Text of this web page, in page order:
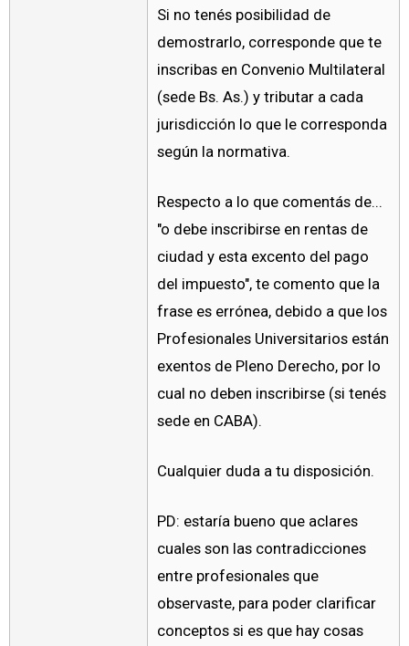
Si no tenés posibilidad de
demostrarlo, corresponde que te
inscribas en Convenio Multilateral
(sede Bs. As.) y tributar a cada
jurisdicción lo que le corresponda
según la normativa.
Respecto a lo que comentás de...
"o debe inscribirse en rentas de
ciudad y esta excento del pago
del impuesto", te comento que la
frase es errónea, debido a que los
Profesionales Universitarios están
exentos de Pleno Derecho, por lo
cual no deben inscribirse (si tenés
sede en CABA).
Cualquier duda a tu disposición.
PD: estaría bueno que aclares
cuales son las contradicciones
entre profesionales que
observaste, para poder clarificar
conceptos si es que hay cosas